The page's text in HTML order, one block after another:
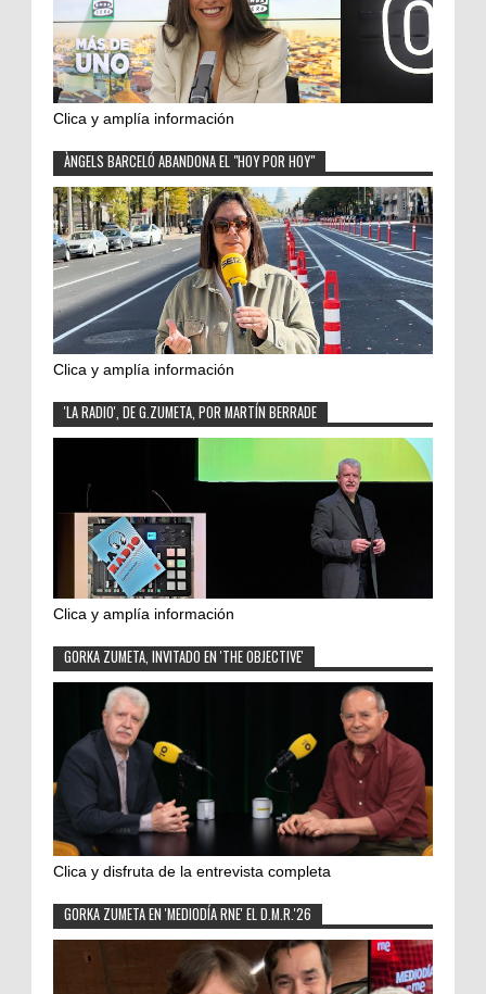
Clica y amplía información
ÀNGELS BARCELÓ ABANDONA EL "HOY POR HOY"
Clica y amplía información
'LA RADIO', DE G.ZUMETA, POR MARTÍN BERRADE
Clica y amplía información
GORKA ZUMETA, INVITADO EN 'THE OBJECTIVE'
Clica y disfruta de la entrevista completa
GORKA ZUMETA EN 'MEDIODÍA RNE' EL D.M.R.'26